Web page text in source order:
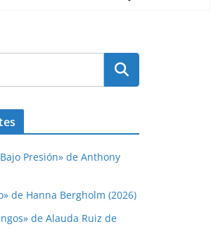
Presión» de Anthony
de Hanna Bergholm (2026)
de Alauda Ruiz de